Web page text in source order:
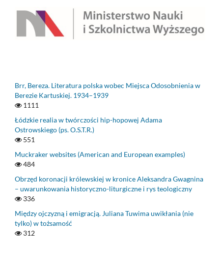
Brr, Bereza. Literatura polska wobec Miejsca Odosobnienia w
Berezie Kartuskiej. 1934–1939
1111
Łódzkie realia w twórczości hip-hopowej Adama
Ostrowskiego (ps. O.S.T.R.)
551
Muckraker websites (American and European examples)
484
Obrzęd koronacji królewskiej w kronice Aleksandra Gwagnina
– uwarunkowania historyczno-liturgiczne i rys teologiczny
336
Między ojczyzną i emigracją. Juliana Tuwima uwikłania (nie
tylko) w tożsamość
312